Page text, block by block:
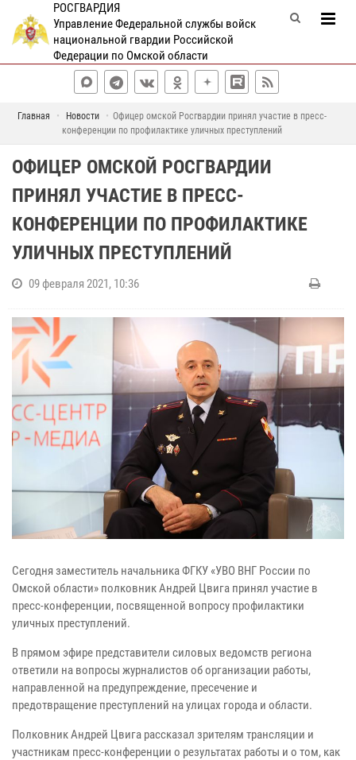
РОСГВАРДИЯ
Управление Федеральной службы войск
национальной гвардии Российской
Федерации по Омской области
Главная Новости
Офицер омской Росгвардии принял участие в пресс-
конференции по профилактике уличных преступлений
ОФИЦЕР ОМСКОЙ РОСГВАРДИИ
ПРИНЯЛ УЧАСТИЕ В ПРЕСС-
КОНФЕРЕНЦИИ ПО ПРОФИЛАКТИКЕ
УЛИЧНЫХ ПРЕСТУПЛЕНИЙ
09 февраля 2021, 10:36
Сегодня заместитель начальника ФГКУ «УВО ВНГ России по
Омской области» полковник Андрей Цвига принял участие в
пресс-конференции, посвященной вопросу профилактики
уличных преступлений.
В прямом эфире представители силовых ведомств региона
ответили на вопросы журналистов об организации работы,
направленной на предупреждение, пресечение и
предотвращение преступлений на улицах города и области.
Полковник Андрей Цвига рассказал зрителям трансляции и
участникам пресс-конференции о результатах работы и о том, как